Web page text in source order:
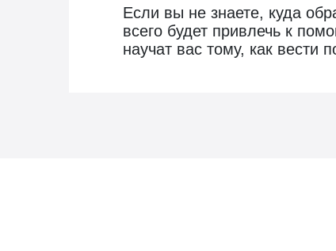
Если вы не знаете, куда
всего будет привлечь к
научат вас тому, как вести